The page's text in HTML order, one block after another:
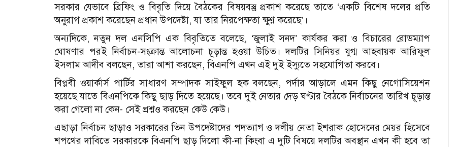
সরকার যেভাবে ব্রিফিং ও বিবৃতি দিয়ে বৈঠকের বিষয়বস্তু প্রকাশ করেছে তাতে ‘একটি বিশেষ দলের প্রতি
অনুরাগ প্রকাশ করেছেন প্রধান উপদেষ্টা, যা তার নিরপেক্ষতা ক্ষুণ্ণ করেছে’।
অন্যদিকে, নতুন দল এনসিপি এক বিবৃতিতে বলেছে, ‘জুলাই সনদ’ কার্যকর করা ও বিচারের রোডম্যাপ
ঘোষণার পরই নির্বাচন-সংক্রান্ত আলোচনা চূড়ান্ত হওয়া উচিত।দলটির সিনিয়র যুগ্ম আহবায়ক আরিফুল
ইসলাম আদীব বলছেন, তারা আশা করছেন, বিএনপি এখন এই দুই ইস্যুতে সহযোগিতা করবে।
বিপ্লবী ওয়ার্কার্স পার্টির সাধারণ সম্পাদক সাইফুল হক বলছেন, পর্দার আড়ালে এমন কিছু নেগোসিয়েশন
হয়েছে যাতে বিএনপিকে কিছু ছাড় দিতে হয়েছে। তবে দুই নেতার দেড় ঘণ্টার বৈঠকে নির্বাচনের তারিখ চূড়ান্ত
করা গেলো না কেন- সেই প্রশ্নও করছেন কেউ কেউ।
এছাড়া নির্বাচন ছাড়াও সরকারের তিন উপদেষ্টাদের পদত্যাগ ও দলীয় নেতা ইশরাক হোসেনের মেয়র হিসেবে
শপথের দাবিতে সরকারকে বিএনপি ছাড় দিলো কী-না কিংবা এ দুটি বিষয়ে দলটির অবস্থান এখন কী হবে তা